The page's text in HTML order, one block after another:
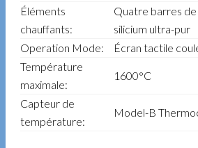
Éléments
chauffants:
Quatre barres
silicium ultra-pur
Operation Mode:
Écran tactile
Température
maximale:
1600°C
Capteur de
température:
Model-B